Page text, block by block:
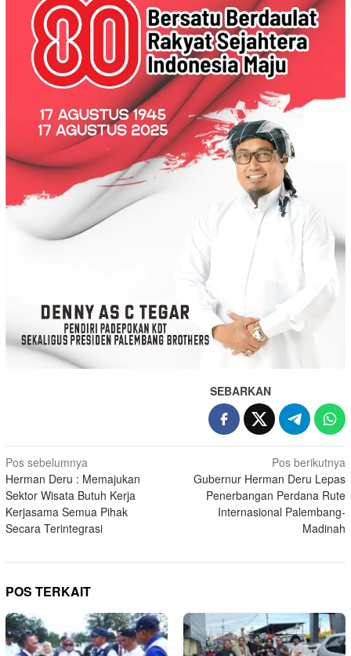
SEBARKAN
Navigasi
pos
Pos sebelumnya
Herman Deru : Memajukan
Sektor Wisata Butuh Kerja
Kerjasama Semua Pihak
Secara Terintegrasi
Pos berikutnya
Gubernur Herman Deru Lepas
Penerbangan Perdana Rute
Internasional Palembang-
Madinah
POS TERKAIT